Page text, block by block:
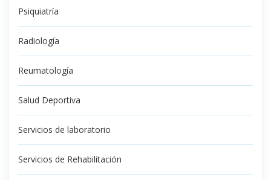
Psiquiatría
Radiología
Reumatología
Salud Deportiva
Servicios de laboratorio
Servicios de Rehabilitación